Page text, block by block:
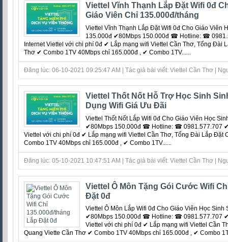
Viettel Vĩnh Thạnh Lắp Đặt Wifi 0đ
Giáo Viên Chỉ 135.000đ/tháng
Viettel Vĩnh Thạnh Lắp Đặt Wifi 0đ Cho Giáo Viên
135.000đ ✔80Mbps 150.000đ ☎ Hotline: ☎
Internet Viettel với chi phí 0đ ‎✔ Lắp mạng wifi Viettel Cần Thơ, Tổng Đài
Thơ ✔ Combo 1TV 40Mbps chỉ 165.000đ , ✔ Combo 1TV......
Đăng lúc: 06-10-2021 09:25:47 AM | Tác giả bài viết: Viettel Cần Thơ |
Viettel Thốt Nốt Hỗ Trợ Học Sinh
Dụng Wifi Giá Ưu Đãi
Viettel Thốt Nốt Lắp Wifi 0đ Cho Giáo Viên Học
✔80Mbps 150.000đ ☎ Hotline: ☎ 0981.577.707 ✔
Viettel với chi phí 0đ ‎✔ Lắp mạng wifi Viettel Cần Thơ, Tổng Đài Lắp Đặt
Combo 1TV 40Mbps chỉ 165.000đ , ✔ Combo 1TV......
Đăng lúc: 05-10-2021 10:47:51 AM | Tác giả bài viết: Viettel Cần Thơ |
Viettel Ô Môn Tặng Gói Cước Wifi
Đặt 0đ
Viettel Ô Môn Lắp Wifi 0đ Cho Giáo Viên Học
✔80Mbps 150.000đ ☎ Hotline: ☎ 0981.577.707 ✔
Viettel với chi phí 0đ ‎✔ Lắp mạng wifi Viettel Cần
Quang Viette Cần Thơ ✔ Combo 1TV 40Mbps chỉ 165.000đ , ✔ Combo